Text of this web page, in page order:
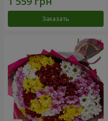
Заказать